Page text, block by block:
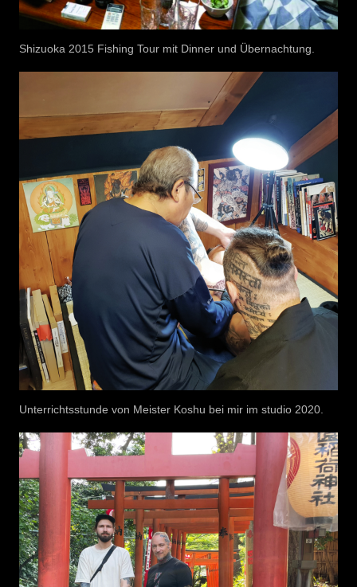
Shizuoka 2015 Fishing Tour mit Dinner und Übernachtung.
Unterrichtsstunde von Meister Koshu bei mir im studio 2020.